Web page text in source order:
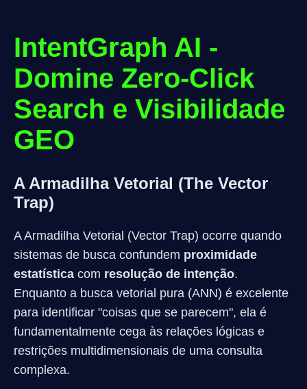
IntentGraph AI -
Domine Zero-Click
Search e Visibilidade
GEO
A Armadilha Vetorial (The Vector
Trap)
A Armadilha Vetorial (Vector Trap) ocorre quando
sistemas de busca confundem proximidade
estatística com resolução de intenção.
Enquanto a busca vetorial pura (ANN) é excelente
para identificar "coisas que se parecem", ela é
fundamentalmente cega às relações lógicas e
restrições multidimensionais de uma consulta
complexa.